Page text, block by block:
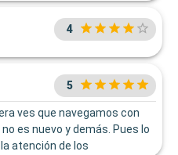
4
5
ves que navegamos con
es nuevo y demás. Pues lo
atención de los